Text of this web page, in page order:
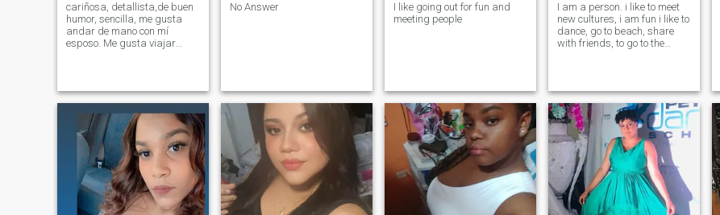
cariñosa, detallista,de buen
humor, sencilla, me gusta
andar de mano con mí
esposo. Me gusta viajar
seria que me pueda llevar al
matrimonio y para
siempre.No quiero juego, no
puedo perder
No Answer
I like going out for fun and
meeting people
I am a person. i like to meet
new cultures, i am fun i like to
dance, go to beach, share
with friends, to go to the
describe. chaooo